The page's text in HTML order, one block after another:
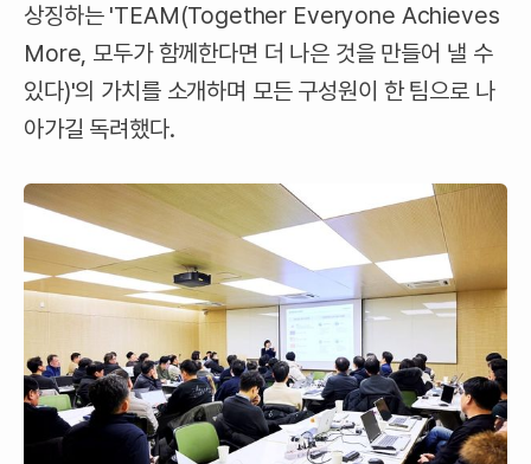
상징하는 'TEAM(Together Everyone Achieves
More, 모두가 함께한다면 더 나은 것을 만들어 낼 수
있다)'의 가치를 소개하며 모든 구성원이 한 팀으로 나
아가길 독려했다.